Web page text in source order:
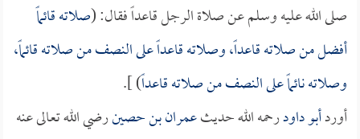
صلى الله عليه وسلم عن صلاة الرجل قاعداً فقال: (صلاته قائماً
أفضل من صلاته قاعداً، وصلاته قاعداً على النصف من صلاته قائماً،
وصلاته نائماً على النصف من صلاته قاعداً) ].
أوردأبو داودرحمه الله حديثعمران بن حصينرضي الله تعالى عنه